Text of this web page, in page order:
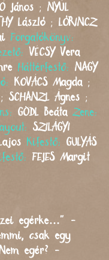
János ; NYÚL
László ; LŐRINCZ
Forgatókönyv:
VÉCSY Vera
Háttérfestő: NAGY
KOVÁCS Magda ;
; SCHANZL Ágnes ;
GÖDL Beáta Zene:
SZILÁGYI
Kifestő: GULYÁS
FEJES Margit
egérke…” -
csak egy
egér? -